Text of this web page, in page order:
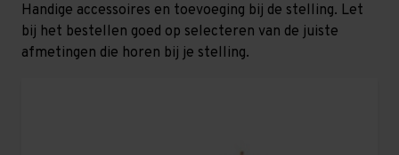
Handige accessoires en toevoeging bij de stelling. Let
bij het bestellen goed op selecteren van de juiste
afmetingen die horen bij je stelling.